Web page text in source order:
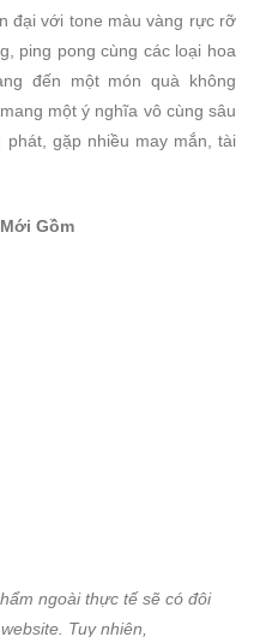
đại với tone màu vàng rực rỡ
ping pong cùng các loại hoa
đến một món quà không
một ý nghĩa vô cùng sâu
gặp nhiều may mắn, tài
Gồm
ngoài thực tế sẽ có đôi
Tuy nhiên,